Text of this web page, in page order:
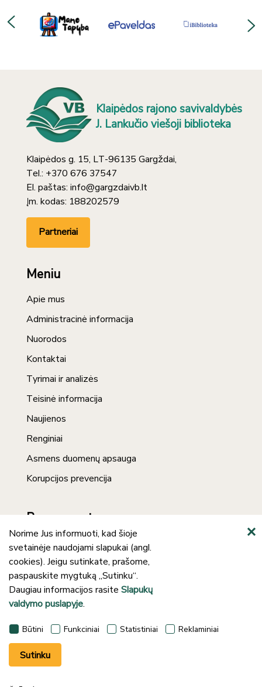
Klaipėdos rajono savivaldybės
J. Lankučio viešoji biblioteka
Klaipėdos g. 15, LT-96135 Gargždai,
Tel.: +370 676 37547
El. paštas: info@gargzdaivb.lt
Įm. kodas: 188202579
Partneriai
Meniu
Apie mus
Administracinė informacija
Nuorodos
Kontaktai
Tyrimai ir analizės
Teisinė informacija
Naujienos
Renginiai
Asmens duomenų apsauga
Korupcijos prevencija
Prenumerata
©2024 Klaipėdos rajono savivaldybės J.
Lankučio viešoji biblioteka
Norime Jus informuoti, kad šioje
svetainėje naudojami slapukai (angl.
cookies). Jeigu sutinkate, prašome,
paspauskite mygtuką „Sutinku“.
Daugiau informacijos rasite Slapukų
valdymo puslapyje.
Būtini Funkciniai Statistiniai Reklaminiai
Sutinku